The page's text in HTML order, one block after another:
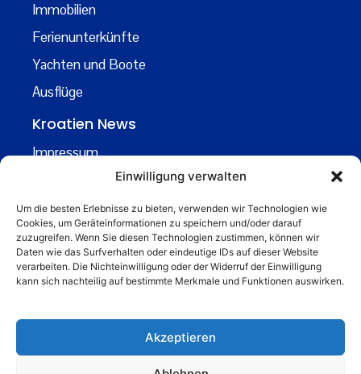
Einwilligung verwalten
Um die besten Erlebnisse zu bieten, verwenden wir Technologien wie
Cookies, um Geräteinformationen zu speichern und/oder darauf
zuzugreifen. Wenn Sie diesen Technologien zustimmen, können wir
Daten wie das Surfverhalten oder eindeutige IDs auf dieser Website
verarbeiten. Die Nichteinwilligung oder der Widerruf der Einwilligung
kann sich nachteilig auf bestimmte Merkmale und Funktionen auswirken.
Akzeptieren
Immobilien
Ferienunterkünfte
Yachten und Boote
Ausflüge
Kroatien News
Impressum
Kontakt
Über uns
Business